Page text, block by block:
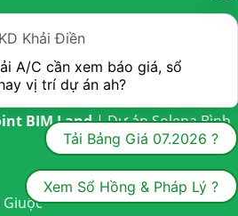
An
Phú
Bến Lức
ánThe AGULATrần Anh và Dự
BIM Land| Dự ánSolena Bình
Giuộc
Khải Điền
A/C cần xem báo giá, sổ
vị trí dự án ah?
Tải Bảng Giá 07.2026 ?
Xem Sổ Hồng & Pháp Lý ?